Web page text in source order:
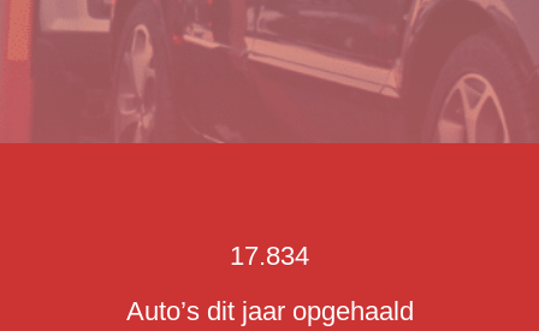
17.834
Auto’s dit jaar opgehaald